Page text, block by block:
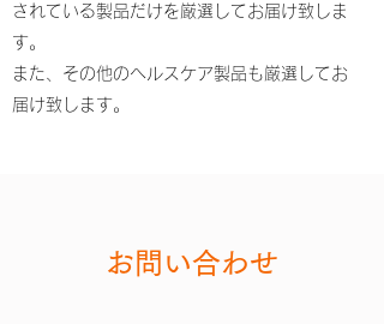
されている製品だけを厳選してお届け致しま
す。
また、その他のヘルスケア製品も厳選してお
届け致します。
お問い合わせ